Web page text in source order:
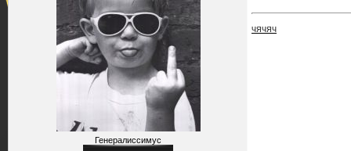
Генералиссимус
ЧЯЧЯЧ